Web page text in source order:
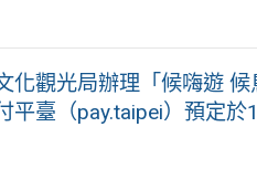
化觀光局辦理「候嗨遊 候
平臺（pay.taipei）預定